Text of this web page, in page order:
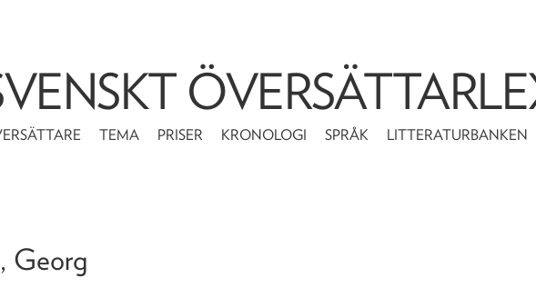
TEMA PRISER KRONOLOGI SPRÅK LITTERATURBANKEN
Georg